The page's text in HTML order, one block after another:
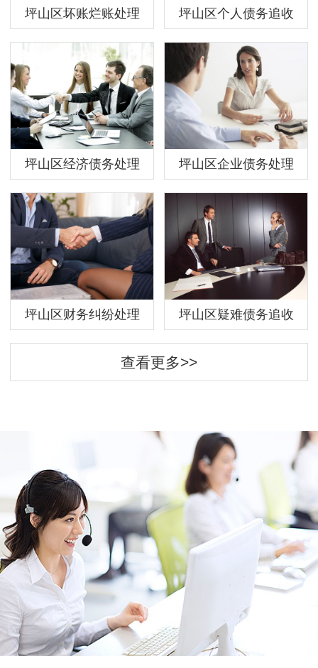
坪山区坏账烂账处理 坪山区个人债务追收
坪山区经济债务处理 坪山区企业债务处理
坪山区财务纠纷处理 坪山区疑难债务追收
查看更多>>